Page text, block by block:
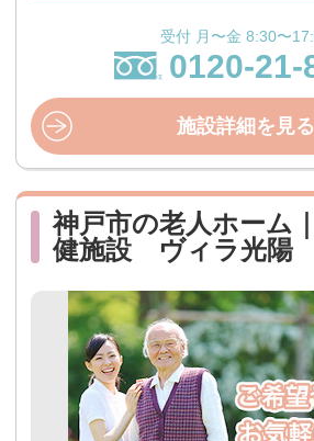
受付 月〜金 8:30〜
0120-21-
施設詳細を見る
神戸市の老人ホーム
健施設 ヴィラ光陽